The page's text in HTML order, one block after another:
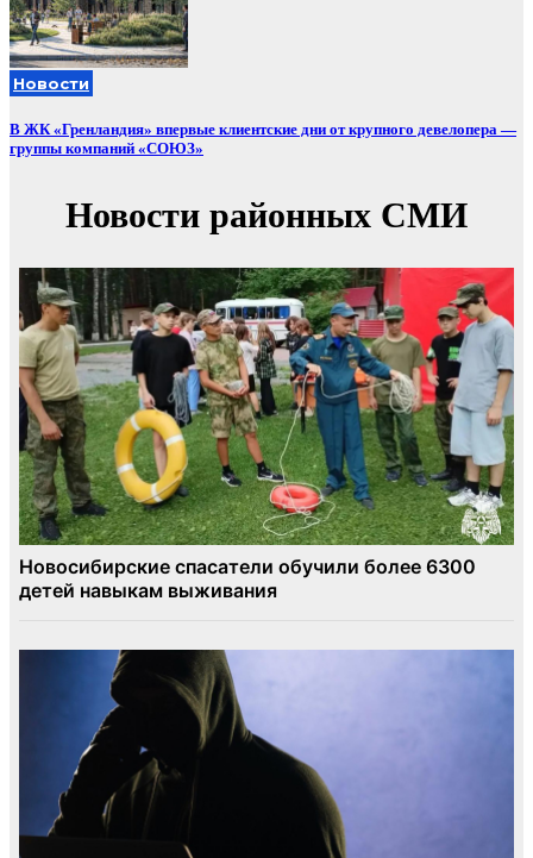
Новости
В ЖК «Гренландия» впервые клиентские дни от крупного девелопера —
группы компаний «СОЮЗ»